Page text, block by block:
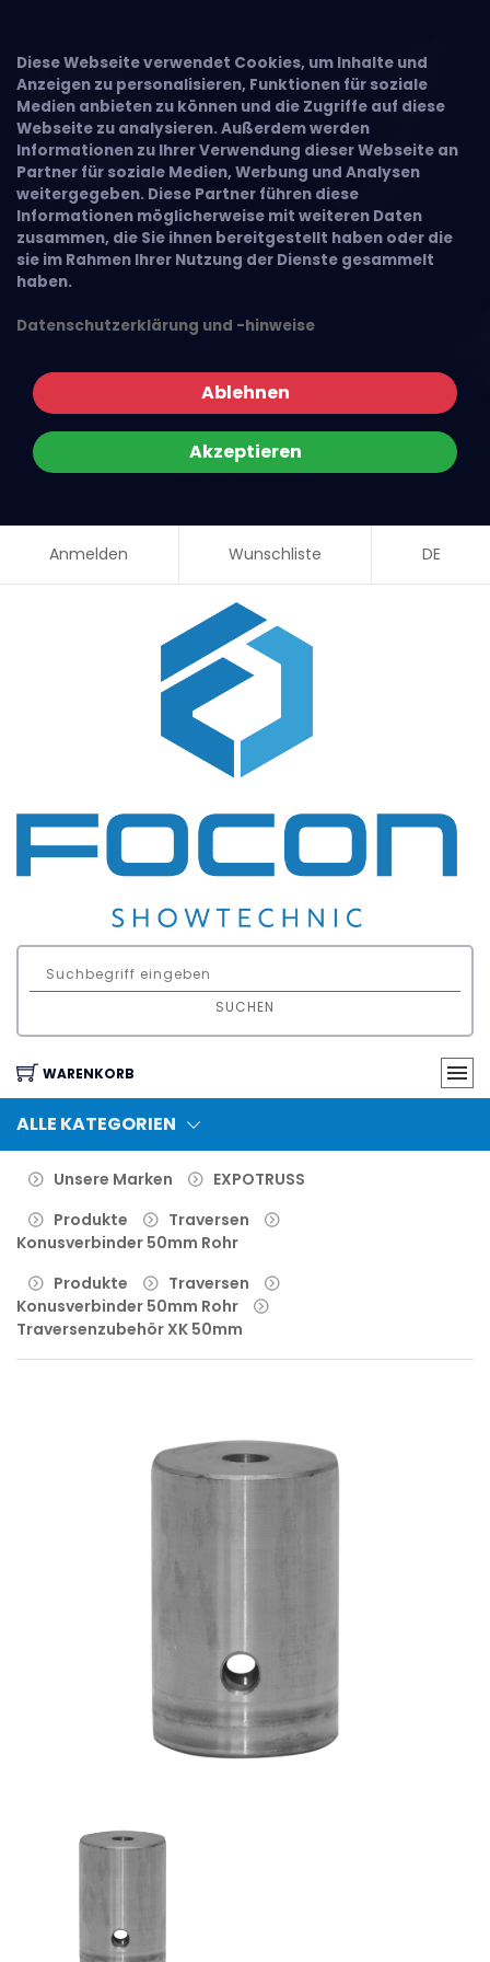
Diese Webseite verwendet Cookies, um Inhalte und
Anzeigen zu personalisieren, Funktionen für soziale
Medien anbieten zu können und die Zugriffe auf diese
Webseite zu analysieren. Außerdem werden
Informationen zu Ihrer Verwendung dieser Webseite an
Partner für soziale Medien, Werbung und Analysen
weitergegeben. Diese Partner führen diese
Informationen möglicherweise mit weiteren Daten
zusammen, die Sie ihnen bereitgestellt haben oder die
sie im Rahmen Ihrer Nutzung der Dienste gesammelt
haben.
Datenschutzerklärung und -hinweise
Ablehnen
Akzeptieren
Anmelden Wunschliste DE
SUCHEN
WARENKORB
ALLE KATEGORIEN
Unsere Marken
EXPOTRUSS
Produkte
Traversen
Konusverbinder 50mm Rohr
Produkte
Traversen
Konusverbinder 50mm Rohr
Traversenzubehör XK 50mm